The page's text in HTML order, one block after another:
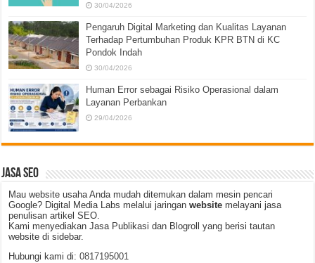
30/04/2026
Pengaruh Digital Marketing dan Kualitas Layanan
Terhadap Pertumbuhan Produk KPR BTN di KC
Pondok Indah
30/04/2026
Human Error sebagai Risiko Operasional dalam
Layanan Perbankan
29/04/2026
JASA SEO
Mau website usaha Anda mudah ditemukan dalam mesin pencari
Google? Digital Media Labs melalui jaringanwebsitemelayani jasa
penulisan artikel SEO.
Kami menyediakan Jasa Publikasi dan Blogroll yang berisi tautan
website di sidebar.
Hubungi kami di:0817195001